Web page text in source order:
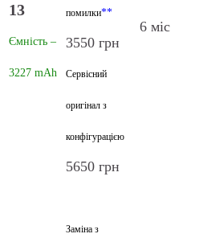
13
Ємність –
3227 mAh
помилки**
3550 грн
Сервісний
оригінал з
конфігурацією
5650 грн
6 міс
Заміна з